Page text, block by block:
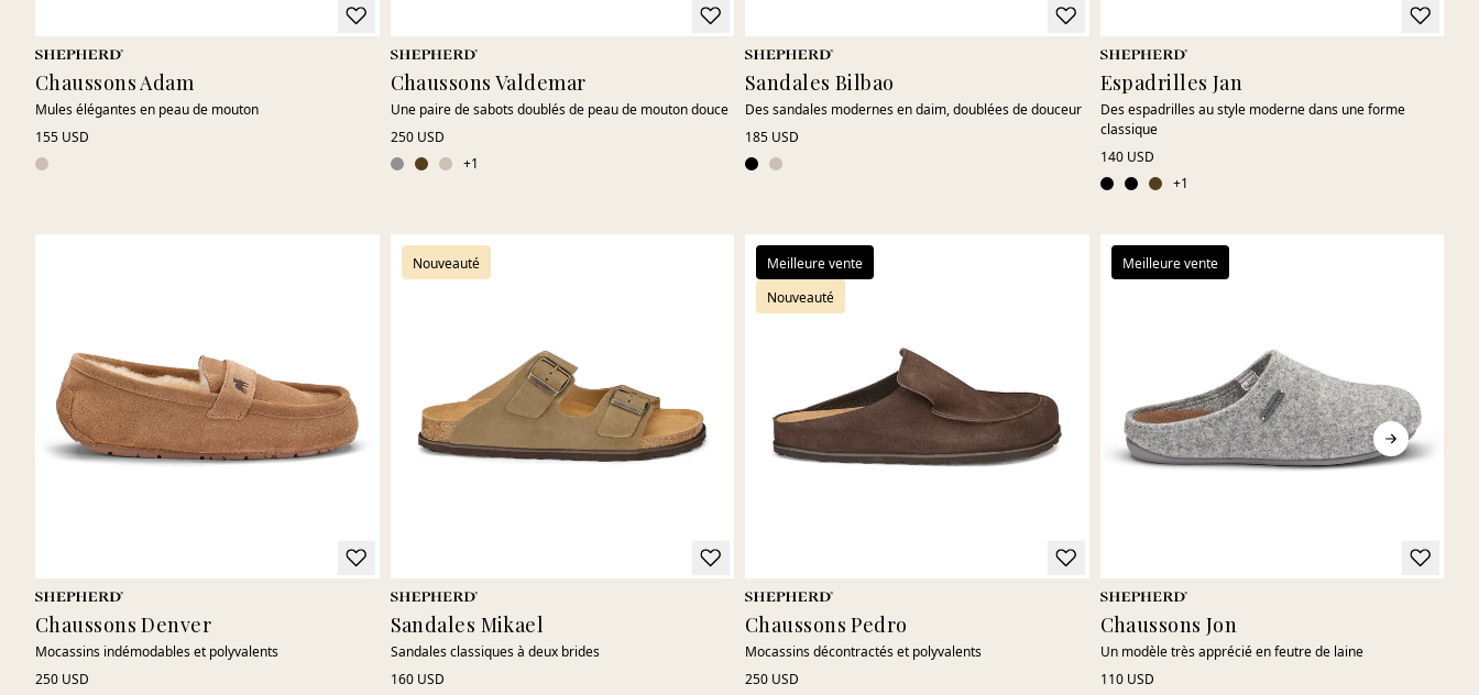
Chaussons Adam
Mules élégantes en peau de mouton
155 USD
Chaussons Valdemar
Une paire de sabots doublés de peau de mouton douce
250 USD
+1
Sandales Bilbao
Des sandales modernes en daim, doublées de douceur
185 USD
Espadrilles Jan
Des espadrilles au style moderne dans une forme
classique
140 USD
+1
Chaussons Denver
Mocassins indémodables et polyvalents
250 USD
Nouveauté
Sandales Mikael
Sandales classiques à deux brides
160 USD
Meilleure vente
Nouveauté
Chaussons Pedro
Mocassins décontractés et polyvalents
250 USD
Meilleure vente
Chaussons Jon
Un modèle très apprécié en feutre de laine
110 USD